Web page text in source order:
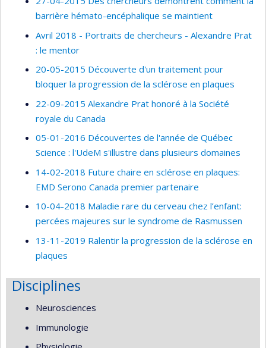
barrière hémato-encéphalique se maintient
Avril 2018 - Portraits de chercheurs - Alexandre Prat
: le mentor
20-05-2015 Découverte d'un traitement pour
bloquer la progression de la sclérose en plaques
22-09-2015 Alexandre Prat honoré à la Société
royale du Canada
05-01-2016 Découvertes de l'année de Québec
Science : l'UdeM s'illustre dans plusieurs domaines
14-02-2018 Future chaire en sclérose en plaques:
EMD Serono Canada premier partenaire
10-04-2018 Maladie rare du cerveau chez l’enfant:
percées majeures sur le syndrome de Rasmussen
13-11-2019 Ralentir la progression de la sclérose en
plaques
Disciplines
Neurosciences
Immunologie